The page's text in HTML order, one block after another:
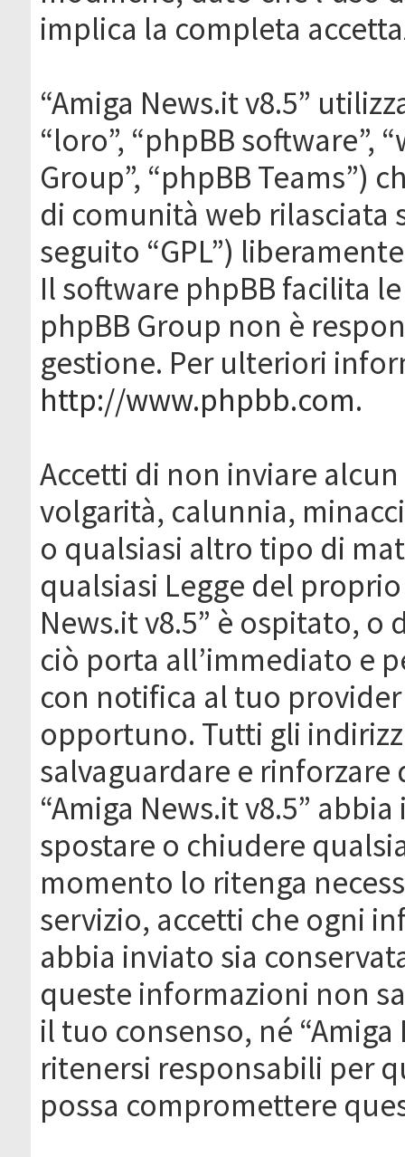
implica la completa
“Amiga News.it v8.5”
“loro”, “phpBB software”,
Group”, “phpBB Teams”)
di comunità web rilasciata
seguito “GPL”)
Il software phpBB facilita
phpBB Group non è
gestione. Per ulteriori
http://www.phpbb.com.
Accetti di non inviare
volgarità, calunnia,
o qualsiasi altro tipo di
qualsiasi Legge del
News.it v8.5” è ospitato, o
ciò porta all’immediato e
con notifica al tuo
opportuno. Tutti gli
salvaguardare e
“Amiga News.it v8.5”
spostare o chiudere
momento lo ritenga
servizio, accetti che ogni
abbia inviato sia
queste informazioni non
il tuo consenso, né
ritenersi responsabili per
possa compromettere